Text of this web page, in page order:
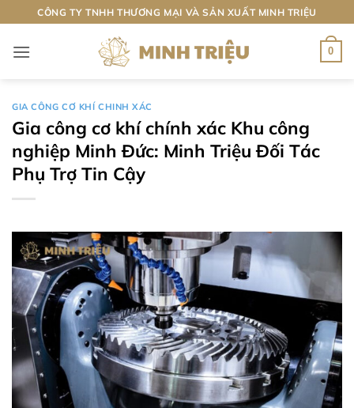
qua
nội
CÔNG TY TNHH THƯƠNG MẠI VÀ SẢN XUẤT MINH TRIỆU
0
GIA CÔNG CƠ KHÍ CHINH XÁC
Gia công cơ khí chính xác Khu công
nghiệp Minh Đức: Minh Triệu Đối Tác
Phụ Trợ Tin Cậy